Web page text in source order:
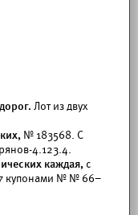
Лот из двух
№ 183568. С
4.123.4.
каждая, с
купонами № № 66–